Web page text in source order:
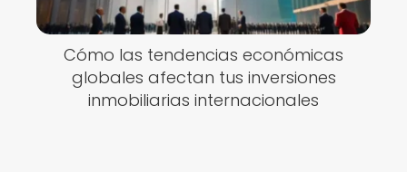
Cómo las tendencias económicas
globales afectan tus inversiones
inmobiliarias internacionales